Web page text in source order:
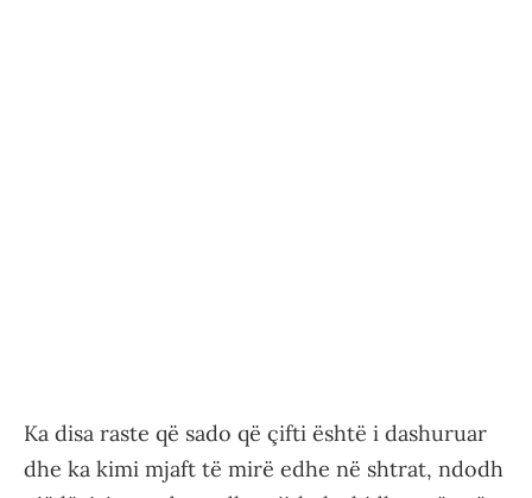
Ka disa raste që sado që çifti është i dashuruar
dhe ka kimi mjaft të mirë edhe në shtrat, ndodh